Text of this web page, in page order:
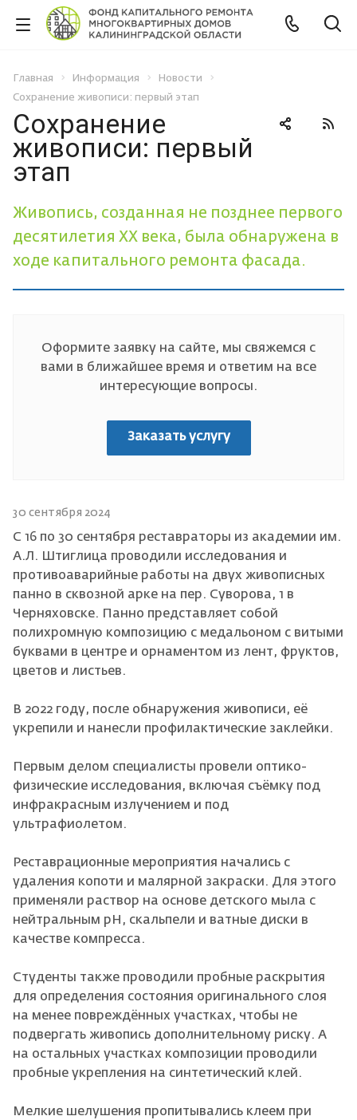
Главная Информация
Новости
Сохранение живописи: первый этап
Сохранение
живописи: первый
этап
Живопись, созданная не позднее первого
десятилетия XX века, была обнаружена в
ходе капитального ремонта фасада.
Оформите заявку на сайте, мы свяжемся с
вами в ближайшее время и ответим на все
интересующие вопросы.
Заказать услугу
30 сентября 2024
С 16 по 30 сентября реставраторы из академии им.
А.Л. Штиглица проводили исследования и
противоаварийные работы на двух живописных
панно в сквозной арке на пер. Суворова, 1 в
Черняховске. Панно представляет собой
полихромную композицию с медальоном с витыми
буквами в центре и орнаментом из лент, фруктов,
цветов и листьев.
В 2022 году, после обнаружения живописи, её
укрепили и нанесли профилактические заклейки.
Первым делом специалисты провели оптико-
физические исследования, включая съёмку под
инфракрасным излучением и под
ультрафиолетом.
Реставрационные мероприятия начались с
удаления копоти и малярной закраски. Для этого
применяли раствор на основе детского мыла с
нейтральным pH, скальпели и ватные диски в
качестве компресса.
Студенты также проводили пробные раскрытия
для определения состояния оригинального слоя
на менее повреждённых участках, чтобы не
подвергать живопись дополнительному риску. А
на остальных участках композиции проводили
пробные укрепления на синтетический клей.
Мелкие шелушения пропитывались клеем при